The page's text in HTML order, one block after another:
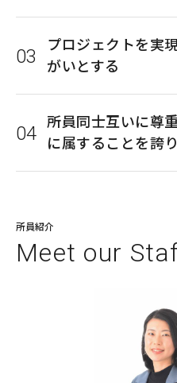
プロジェクトを実
がいとする
所員同士互いに尊
に属することを誇
所員紹介
Meet our Sta